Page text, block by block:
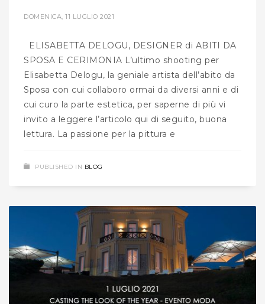
DOMENICA, 11 LUGLIO 2021
ELISABETTA DELOGU, DESIGNER di ABITI DA
SPOSA E CERIMONIA L’ultimo shooting per
Elisabetta Delogu, la geniale artista dell’abito da
Sposa con cui collaboro ormai da diversi anni e di
cui curo la parte estetica, per saperne di più vi
invito a leggere l’articolo qui di seguito, buona
lettura. La passione per la pittura e
PUBLISHED IN BLOG